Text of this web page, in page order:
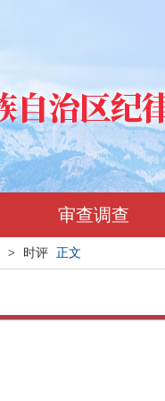
审查调查
> 时评 正文